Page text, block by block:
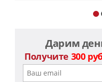
Дарим
Получите 300